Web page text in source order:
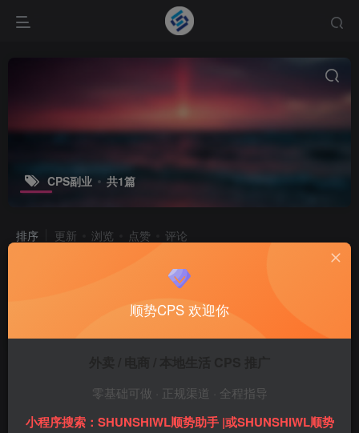
CPS副业 共1篇
排序 更新 浏览 点赞 评论
顺势 CPS 是什么意思_为什么越来越
多人关注 CPS 推广模式
CPS项目
顺势CPS 欢迎你
零基础可做 · 正规渠道 · 全程指导
小程序搜索：SHUNSHIWL顺势助手 |或SHUNSHIWL顺势